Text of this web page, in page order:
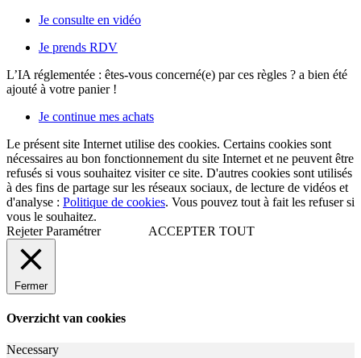
Je consulte en vidéo
Je prends RDV
L’IA réglementée : êtes-vous concerné(e) par ces règles ? a bien été
ajouté à votre panier !
Je continue mes achats
Le présent site Internet utilise des cookies. Certains cookies sont
nécessaires au bon fonctionnement du site Internet et ne peuvent être
refusés si vous souhaitez visiter ce site. D'autres cookies sont utilisés
à des fins de partage sur les réseaux sociaux, de lecture de vidéos et
d'analyse : Politique de cookies. Vous pouvez tout à fait les refuser si
vous le souhaitez.
Rejeter Paramétrer ACCEPTER TOUT
Fermer
Overzicht van cookies
Necessary